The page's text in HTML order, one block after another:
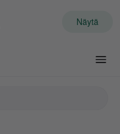
Näytä